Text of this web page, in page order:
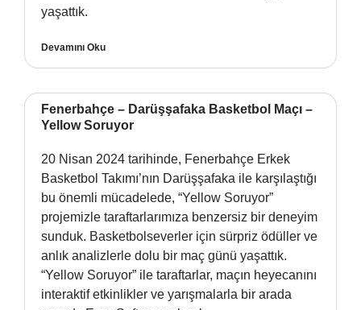
yaşattık.
Devamını Oku
Fenerbahçe – Darüşşafaka Basketbol Maçı –
Yellow Soruyor
20 Nisan 2024 tarihinde, Fenerbahçe Erkek
Basketbol Takımı’nın Darüşşafaka ile karşılaştığı
bu önemli mücadelede, “Yellow Soruyor”
projemizle taraftarlarımıza benzersiz bir deneyim
sunduk. Basketbolseverler için sürpriz ödüller ve
anlık analizlerle dolu bir maç günü yaşattık.
“Yellow Soruyor” ile taraftarlar, maçın heyecanını
interaktif etkinlikler ve yarışmalarla bir arada